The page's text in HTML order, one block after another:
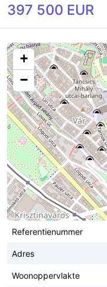
397 500 EUR
+
−
Referentienummer
Adres
Woonoppervlakte